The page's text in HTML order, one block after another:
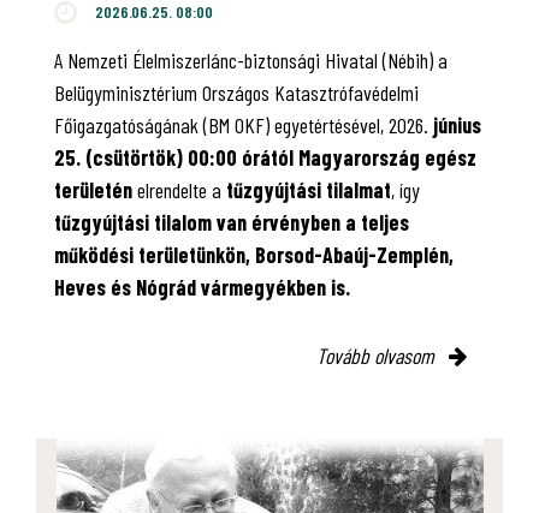
2026.06.25. 08:00
A Nemzeti Élelmiszerlánc-biztonsági Hivatal (Nébih) a
Belügyminisztérium Országos Katasztrófavédelmi
Főigazgatóságának (BM OKF) egyetértésével, 2026. június
25. (csütörtök) 00:00 órától Magyarország egész
területénelrendelte a tűzgyújtási tilalmat, így
tűzgyújtási tilalom van érvényben a teljes
működési területünkön, Borsod-Abaúj-Zemplén,
Heves és Nógrád vármegyékben is.
Tovább olvasom